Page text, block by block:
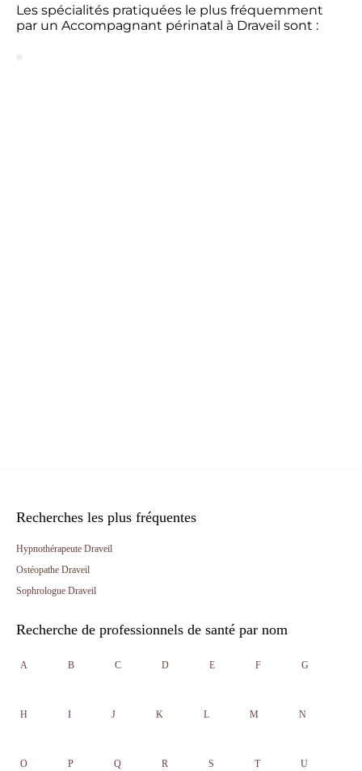
Les spécialités pratiquées le plus fréquemment
par un Accompagnant périnatal à Draveil sont :
Recherches les plus fréquentes
Hypnothérapeute Draveil
Ostéopathe Draveil
Sophrologue Draveil
Recherche de professionnels de santé par nom
A B C D E F G
H I J K L M N
O P Q R S T U